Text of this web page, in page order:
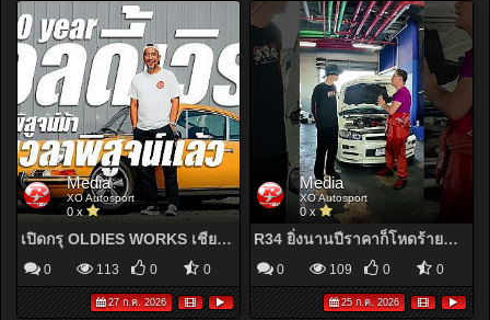
Media
XO Autosport
0 x
เปิดกรุ OLDIES WORKS เชียงใหม่ สานฝันสาย VW จากความคลั่งไคล้ สู่ความตั้งใจ #oldiesworks #chiangmai
0 113 0 0
27 ก.ค. 2026
Media
XO Autosport
0 x
R34 ยิ่งนานปีราคาก็โหดร้ายขึ้นไปเรื่อยๆ กับลุคนี้ Ver.R1 มันแจ๋วอย่างไร #nissan #skyline #R34 #nismo
0 109 0 0
25 ก.ค. 2026